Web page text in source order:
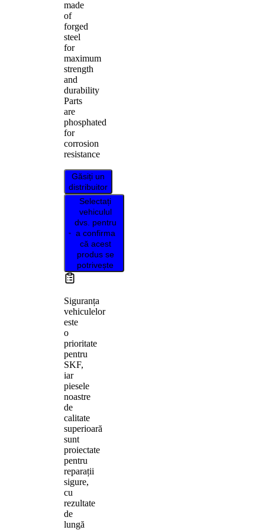
made
of
forged
steel
for
maximum
strength
and
durability
Parts
are
phosphated
for
corrosion
resistance
Găsiți un
distribuitor
Selectați
vehiculul
dvs. pentru
a confirma
că acest
produs se
potrivește
Siguranța
vehiculelor
este
o
prioritate
pentru
SKF,
iar
piesele
noastre
de
calitate
superioară
sunt
proiectate
pentru
reparații
sigure,
cu
rezultate
de
lungă